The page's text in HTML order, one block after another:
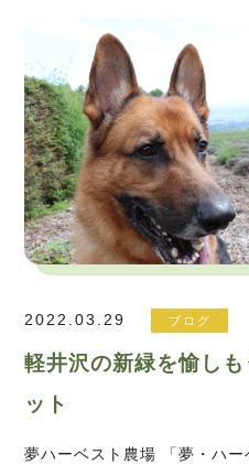
2022.03.29 ブログ
軽井沢の新緑を愉し
ット
夢ハーベスト農場 「夢・ハ